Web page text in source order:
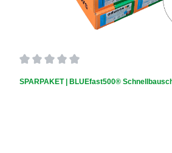
SPARPAKET | BLUEfast500®